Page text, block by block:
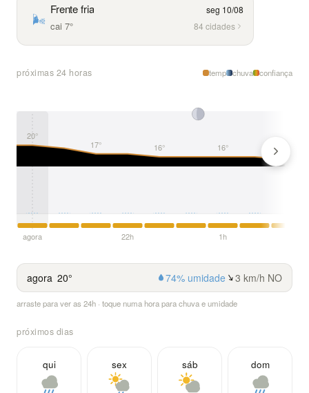
🌬️
Frente fria seg 10/08
cai 7° 84 cidades
próximas 24 horas temp chuva confiança
20°
17° 16° 16°
agora 22h 1h
agora 20° 74% umidade 3 km/h NO
arraste para ver as 24h · toque numa hora para chuva e umidade
próximos dias
qui sex sáb dom